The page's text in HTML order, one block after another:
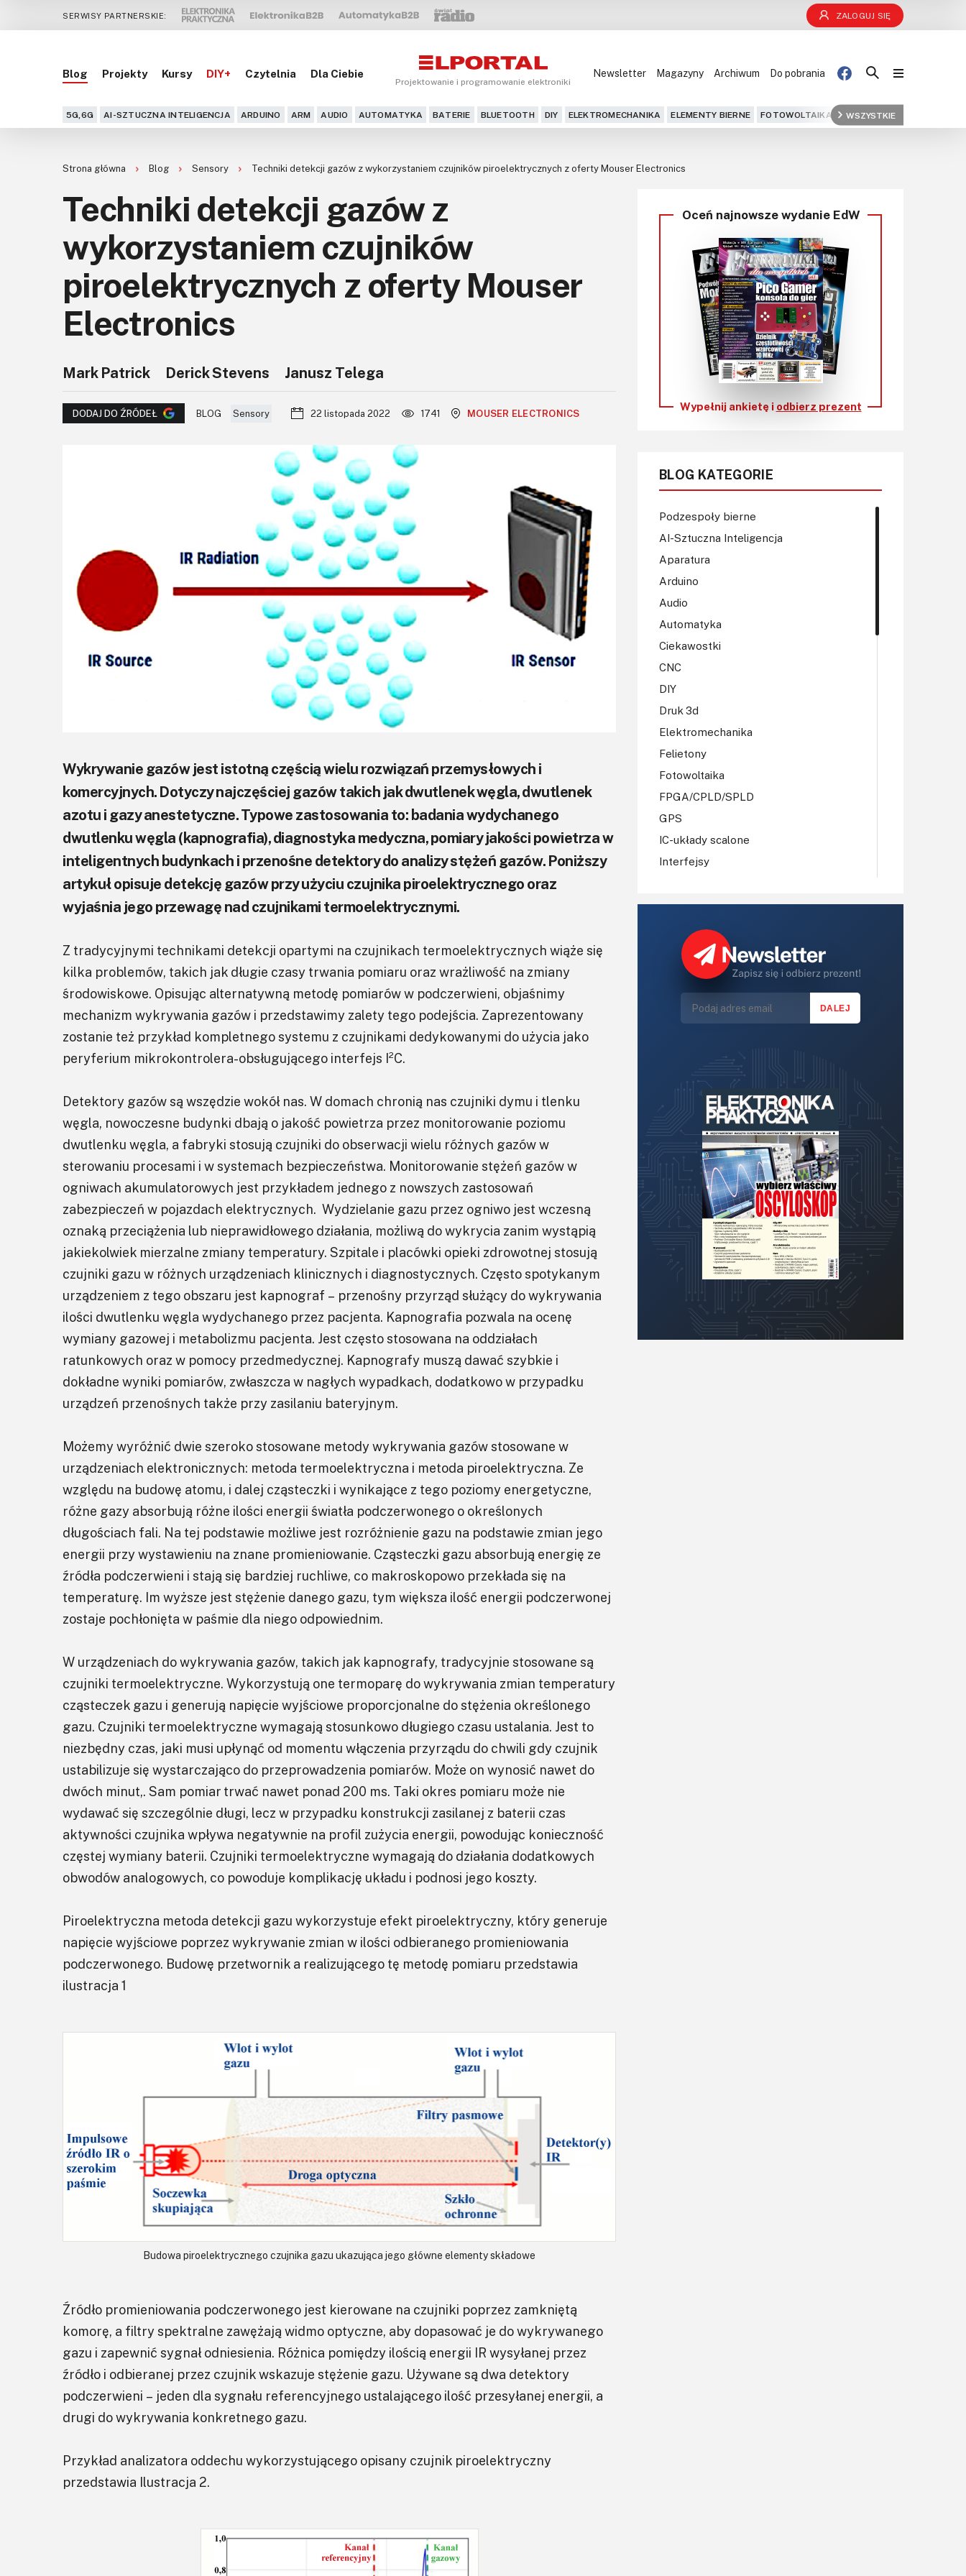
SERWISY PARTNERSKIE: ZALOGUJ SIĘ
Blog Projekty Kursy DIY+ Czytelnia Dla Ciebie
Projektowanie i programowanie elektroniki
Newsletter Magazyny Archiwum Do pobrania
5G,6G AI-SZTUCZNA INTELIGENCJA ARDUINO ARM AUDIO AUTOMATYKA BATERIE BLUETOOTH DIY ELEKTROMECHANIKA ELEMENTY BIERNE FOTOWOLTAIKA FPGA GPS
WSZYSTKIE
Blog
DIY+
Czytelnia
Dla Ciebie
KITy AVT
Kontakt
Do pobrania
Strona główna Blog Sensory Techniki detekcji gazów z wykorzystaniem czujników piroelektrycznych z oferty Mouser Electronics
Techniki detekcji gazów z
wykorzystaniem czujników
piroelektrycznych z oferty Mouser
Electronics
Mark Patrick Derick Stevens Janusz Telega
DODAJ DO ŹRÓDEŁ BLOG Sensory 22 listopada 2022 1741 MOUSER ELECTRONICS
Wykrywanie gazów jest istotną częścią wielu rozwiązań przemysłowych i
komercyjnych. Dotyczy najczęściej gazów takich jak dwutlenek węgla, dwutlenek
azotu i gazy anestetyczne. Typowe zastosowania to: badania wydychanego
dwutlenku węgla (kapnografia), diagnostyka medyczna, pomiary jakości powietrza w
inteligentnych budynkach i przenośne detektory do analizy stężeń gazów. Poniższy
artykuł opisuje detekcję gazów przy użyciu czujnika piroelektrycznego oraz
wyjaśnia jego przewagę nad czujnikami termoelektrycznymi.
Z tradycyjnymi technikami detekcji opartymi na czujnikach termoelektrycznych wiąże się
kilka problemów, takich jak długie czasy trwania pomiaru oraz wrażliwość na zmiany
środowiskowe. Opisując alternatywną metodę pomiarów w podczerwieni, objaśnimy
mechanizm wykrywania gazów i przedstawimy zalety tego podejścia. Zaprezentowany
zostanie też przykład kompletnego systemu z czujnikami dedykowanymi do użycia jako
peryferium mikrokontrolera-obsługującego interfejs I²C.
Detektory gazów są wszędzie wokół nas. W domach chronią nas czujniki dymu i tlenku
węgla, nowoczesne budynki dbają o jakość powietrza przez monitorowanie poziomu
dwutlenku węgla, a fabryki stosują czujniki do obserwacji wielu różnych gazów w
sterowaniu procesami i w systemach bezpieczeństwa. Monitorowanie stężeń gazów w
ogniwach akumulatorowych jest przykładem jednego z nowszych zastosowań
zabezpieczeń w pojazdach elektrycznych. Wydzielanie gazu przez ogniwo jest wczesną
oznaką przeciążenia lub nieprawidłowego działania, możliwą do wykrycia zanim wystąpią
jakiekolwiek mierzalne zmiany temperatury. Szpitale i placówki opieki zdrowotnej stosują
czujniki gazu w różnych urządzeniach klinicznych i diagnostycznych. Często spotykanym
urządzeniem z tego obszaru jest kapnograf – przenośny przyrząd służący do wykrywania
ilości dwutlenku węgla wydychanego przez pacjenta. Kapnografia pozwala na ocenę
wymiany gazowej i metabolizmu pacjenta. Jest często stosowana na oddziałach
ratunkowych oraz w pomocy przedmedycznej. Kapnografy muszą dawać szybkie i
dokładne wyniki pomiarów, zwłaszcza w nagłych wypadkach, dodatkowo w przypadku
urządzeń przenośnych także przy zasilaniu bateryjnym.
Możemy wyróżnić dwie szeroko stosowane metody wykrywania gazów stosowane w
urządzeniach elektronicznych: metoda termoelektryczna i metoda piroelektryczna. Ze
względu na budowę atomu, i dalej cząsteczki i wynikające z tego poziomy energetyczne,
różne gazy absorbują różne ilości energii światła podczerwonego o określonych
długościach fali. Na tej podstawie możliwe jest rozróżnienie gazu na podstawie zmian jego
energii przy wystawieniu na znane promieniowanie. Cząsteczki gazu absorbują energię ze
źródła podczerwieni i stają się bardziej ruchliwe, co makroskopowo przekłada się na
temperaturę. Im wyższe jest stężenie danego gazu, tym większa ilość energii podczerwonej
zostaje pochłonięta w paśmie dla niego odpowiednim.
W urządzeniach do wykrywania gazów, takich jak kapnografy, tradycyjnie stosowane są
czujniki termoelektryczne. Wykorzystują one termoparę do wykrywania zmian temperatury
cząsteczek gazu i generują napięcie wyjściowe proporcjonalne do stężenia określonego
gazu. Czujniki termoelektryczne wymagają stosunkowo długiego czasu ustalania. Jest to
niezbędny czas, jaki musi upłynąć od momentu włączenia przyrządu do chwili gdy czujnik
ustabilizuje się wystarczająco do przeprowadzenia pomiarów. Może on wynosić nawet do
dwóch minut,. Sam pomiar trwać nawet ponad 200 ms. Taki okres pomiaru może nie
wydawać się szczególnie długi, lecz w przypadku konstrukcji zasilanej z baterii czas
aktywności czujnika wpływa negatywnie na profil zużycia energii, powodując konieczność
częstej wymiany baterii. Czujniki termoelektryczne wymagają do działania dodatkowych
obwodów analogowych, co powoduje komplikację układu i podnosi jego koszty.
Piroelektryczna metoda detekcji gazu wykorzystuje efekt piroelektryczny, który generuje
napięcie wyjściowe poprzez wykrywanie zmian w ilości odbieranego promieniowania
podczerwonego. Budowę przetwornik a realizującego tę metodę pomiaru przedstawia
ilustracja 1
Budowa piroelektrycznego czujnika gazu ukazująca jego główne elementy składowe
Źródło promieniowania podczerwonego jest kierowane na czujniki poprzez zamkniętą
komorę, a filtry spektralne zawężają widmo optyczne, aby dopasować je do wykrywanego
gazu i zapewnić sygnał odniesienia. Różnica pomiędzy ilością energii IR wysyłanej przez
źródło i odbieranej przez czujnik wskazuje stężenie gazu. Używane są dwa detektory
podczerwieni – jeden dla sygnału referencyjnego ustalającego ilość przesyłanej energii, a
drugi do wykrywania konkretnego gazu.
Przykład analizatora oddechu wykorzystującego opisany czujnik piroelektryczny
przedstawia Ilustracja 2.
Oceń najnowsze wydanie EdW
Wypełnij ankietę i odbierz prezent
BLOG KATEGORIE
Podzespoły bierne
AI-Sztuczna Inteligencja
Aparatura
Arduino
Audio
Automatyka
Ciekawostki
CNC
DIY
Druk 3d
Elektromechanika
Felietony
Fotowoltaika
FPGA/CPLD/SPLD
GPS
IC-układy scalone
Interfejsy
Koła Naukowe
Książki
Lasery
LED/LCD/OLED
Mechatronika
Narzędzia
Optoelektronika
PCB/Montaż
Podstawy elektroniki
Podzespoły bierne
Półprzewodniki
Pomiary i testy
Projektowanie
Raspberry Pi